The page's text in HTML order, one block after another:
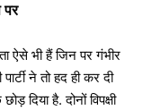
पर
ऐसे भी हैं जिन पर गंभीर
ने तो हद ही कर दी
दिया है. दोनों विपक्षी